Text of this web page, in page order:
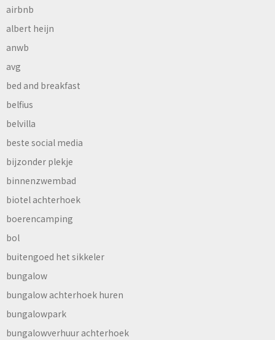
airbnb
albert heijn
anwb
avg
bed and breakfast
belfius
belvilla
beste social media
bijzonder plekje
binnenzwembad
biotel achterhoek
boerencamping
bol
buitengoed het sikkeler
bungalow
bungalow achterhoek huren
bungalowpark
bungalowverhuur achterhoek